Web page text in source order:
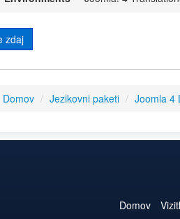
zdaj
Domov / Jezikovni paketi / Joomla 4
Domov